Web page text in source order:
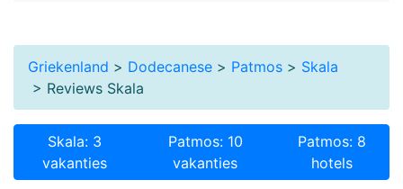
Griekenland > Dodecanese > Patmos > Skala
> Reviews Skala
Skala: 3
vakanties
Patmos: 10
vakanties
Patmos: 8
hotels